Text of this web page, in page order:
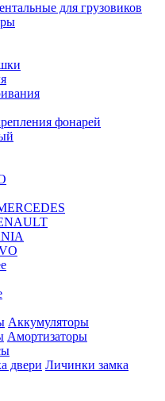
для грузовиков
фонарей
Аккумуляторы
Амортизаторы
Личинки замка